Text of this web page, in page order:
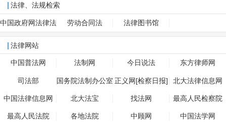
法律、法规检索
中国政府网法律法
规
劳动合同法 法律图书馆
法律网站
中国普法网 法制网 今日说法 东方律师网
司法部 国务院法制办公室 正义网[检察日报] 北大法律信息网
中国法律信息网 北大法宝 找法网 最高人民检察院
最高人民法院 各地法院 中顾网 中国法学网